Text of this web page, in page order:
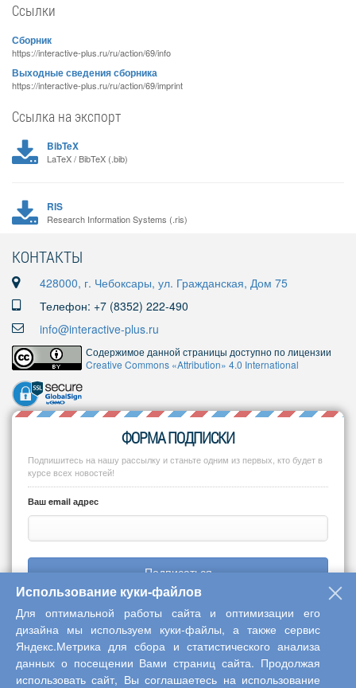
Ссылки
Сборник
https://interactive-plus.ru/ru/action/69/info
Выходные сведения сборника
https://interactive-plus.ru/ru/action/69/imprint
Ссылка на экспорт
BibTeX
LaTeX / BibTeX (.bib)
RIS
Research Information Systems (.ris)
КОНТАКТЫ
428000, г. Чебоксары, ул. Гражданская, Дом 75
Телефон: +7 (8352) 222-490
info@interactive-plus.ru
Содержимое данной страницы доступно по лицензии
Creative Commons «Attribution» 4.0 International
ФОРМА ПОДПИСКИ
Подпишитесь на нашу рассылку и станьте одним из первых, кто будет в
курсе всех новостей!
Ваш email адрес
Подписаться
Copyright © 2013-2026 Центр научного сотрудничества «Интерактив
плюс»
Использование куки-файлов
Для оптимальной работы сайта и оптимизации его
дизайна мы используем куки-файлы, а также сервис
Яндекс.Метрика для сбора и статистического анализа
данных о посещении Вами страниц сайта. Продолжая
использовать сайт, Вы соглашаетесь на использование